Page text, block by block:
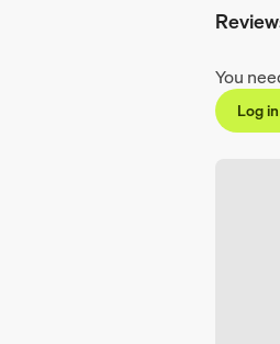
You
Log in